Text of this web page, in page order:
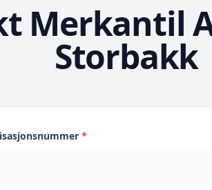
Merkantil
Storbakk
*